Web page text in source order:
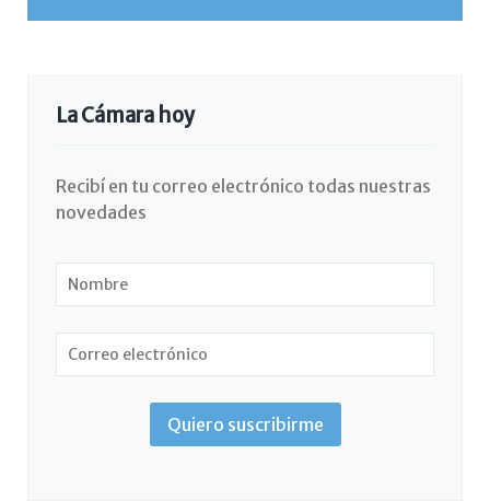
La Cámara hoy
Recibí en tu correo electrónico todas nuestras
novedades